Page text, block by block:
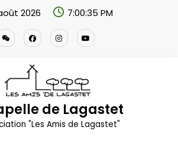
2026 7:00:35 PM
de Lagastet
"Les Amis de Lagastet"